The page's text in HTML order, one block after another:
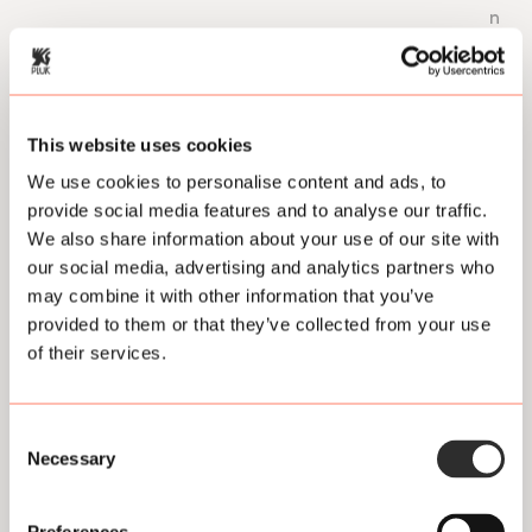
This website uses cookies
We use cookies to personalise content and ads, to
provide social media features and to analyse our traffic.
We also share information about your use of our site with
our social media, advertising and analytics partners who
may combine it with other information that you’ve
provided to them or that they’ve collected from your use
of their services.
Selection
Necessary
n
d
s
e
t
i
e
L
e
e
r
v
d
z
e
fil